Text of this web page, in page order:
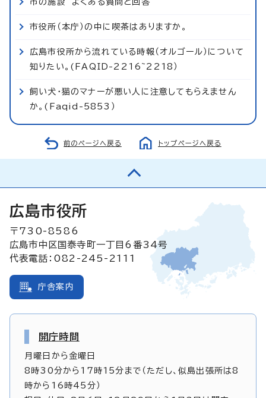
市役所（本庁）の中に喫茶はありますか。
広島市役所から流れている時報（オルゴール）について
知りたい。(FAQID-2216~2218）
飼い犬・猫のマナーが悪い人に注意してもらえません
か。(Faqid-5853）
前のページへ戻る トップページへ戻る
広島市役所
〒730-8586
広島市中区国泰寺町一丁目6番34号
代表電話：082-245-2111
庁舎案内
開庁時間
月曜日から金曜日
8時30分から17時15分まで（ただし、似島出張所は8
時から16時45分）